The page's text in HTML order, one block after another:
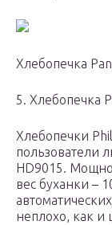
Хлебопечка
5. Хлебопечка
Хлебопечки
пользователи
HD9015.
вес буханки –
неплохо, как и